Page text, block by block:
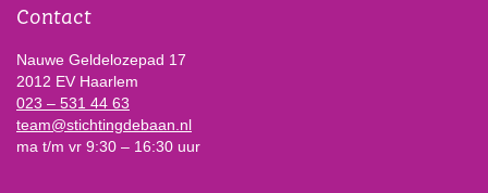
Contact
Nauwe Geldelozepad 17
2012 EV Haarlem
023 – 531 44 63
team@stichtingdebaan.nl
ma t/m vr 9:30 – 16:30 uur